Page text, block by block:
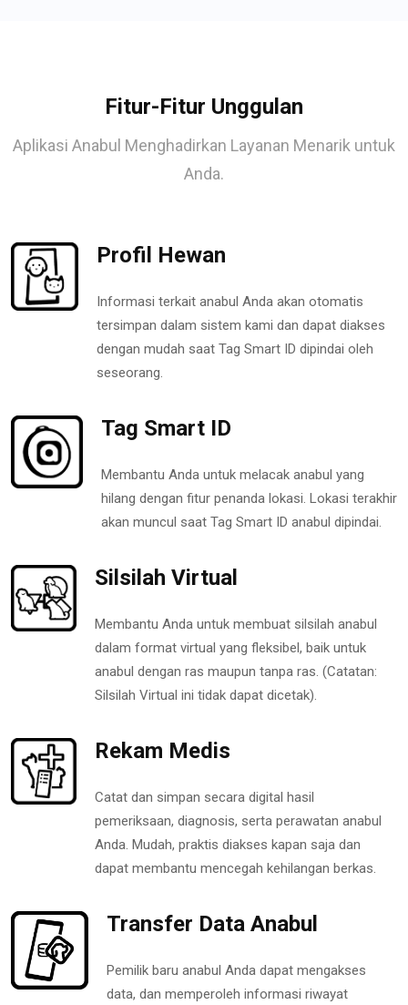
Fitur-Fitur Unggulan
Aplikasi Anabul Menghadirkan Layanan Menarik untuk
Anda.
Profil Hewan
Informasi terkait anabul Anda akan otomatis
tersimpan dalam sistem kami dan dapat diakses
dengan mudah saat Tag Smart ID dipindai oleh
seseorang.
Tag Smart ID
Membantu Anda untuk melacak anabul yang
hilang dengan fitur penanda lokasi. Lokasi terakhir
akan muncul saat Tag Smart ID anabul dipindai.
Silsilah Virtual
Membantu Anda untuk membuat silsilah anabul
dalam format virtual yang fleksibel, baik untuk
anabul dengan ras maupun tanpa ras. (Catatan:
Silsilah Virtual ini tidak dapat dicetak).
Rekam Medis
Catat dan simpan secara digital hasil
pemeriksaan, diagnosis, serta perawatan anabul
Anda. Mudah, praktis diakses kapan saja dan
dapat membantu mencegah kehilangan berkas.
Transfer Data Anabul
Pemilik baru anabul Anda dapat mengakses
data, dan memperoleh informasi riwayat